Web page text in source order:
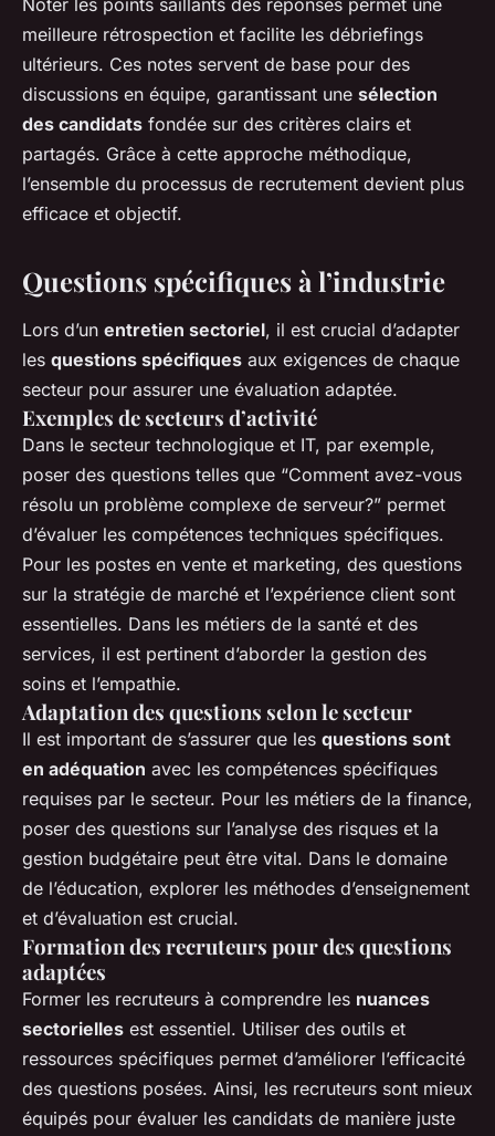
Noter les points saillants des réponses permet une
meilleure rétrospection et facilite les débriefings
ultérieurs. Ces notes servent de base pour des
discussions en équipe, garantissant une sélection
des candidats fondée sur des critères clairs et
partagés. Grâce à cette approche méthodique,
l’ensemble du processus de recrutement devient plus
efficace et objectif.
Questions spécifiques à l’industrie
Lors d’un entretien sectoriel, il est crucial d’adapter
les questions spécifiques aux exigences de chaque
secteur pour assurer une évaluation adaptée.
Exemples de secteurs d’activité
Dans le secteur technologique et IT, par exemple,
poser des questions telles que “Comment avez-vous
résolu un problème complexe de serveur?” permet
d’évaluer les compétences techniques spécifiques.
Pour les postes en vente et marketing, des questions
sur la stratégie de marché et l’expérience client sont
essentielles. Dans les métiers de la santé et des
services, il est pertinent d’aborder la gestion des
soins et l’empathie.
Adaptation des questions selon le secteur
Il est important de s’assurer que les questions sont
en adéquation avec les compétences spécifiques
requises par le secteur. Pour les métiers de la finance,
poser des questions sur l’analyse des risques et la
gestion budgétaire peut être vital. Dans le domaine
de l’éducation, explorer les méthodes d’enseignement
et d’évaluation est crucial.
Formation des recruteurs pour des questions
adaptées
Former les recruteurs à comprendre les nuances
sectorielles est essentiel. Utiliser des outils et
ressources spécifiques permet d’améliorer l’efficacité
des questions posées. Ainsi, les recruteurs sont mieux
équipés pour évaluer les candidats de manière juste